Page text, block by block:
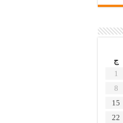
ج
1
8
15
22